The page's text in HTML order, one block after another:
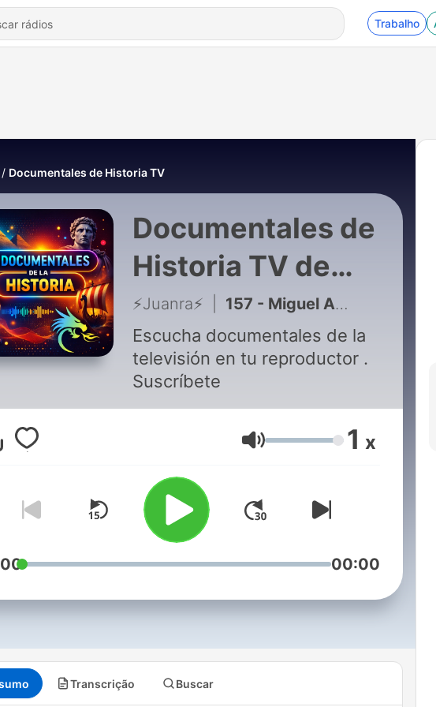
Trabalho
Documentales de Historia TV
Documentales de
Historia TV de
⚡️Juanra⚡️
⚡️Juanra⚡️ 157 - Miguel Angel blanco
Escucha documentales de la
televisión en tu reproductor .
Suscríbete
Volume 1 x
00:00
Transcrição Buscar